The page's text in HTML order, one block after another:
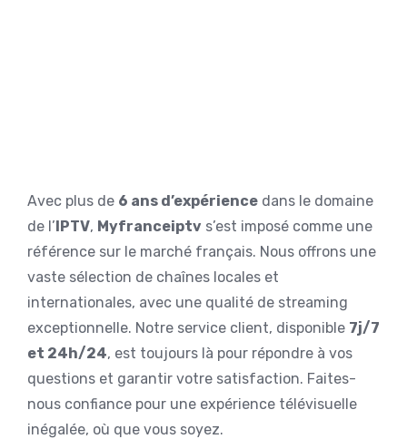
Avec plus de 6 ans d’expérience dans le domaine
de l’IPTV, Myfranceiptv s’est imposé comme une
référence sur le marché français. Nous offrons une
vaste sélection de chaînes locales et
internationales, avec une qualité de streaming
exceptionnelle. Notre service client, disponible 7j/7
et 24h/24, est toujours là pour répondre à vos
questions et garantir votre satisfaction. Faites-
nous confiance pour une expérience télévisuelle
inégalée, où que vous soyez.